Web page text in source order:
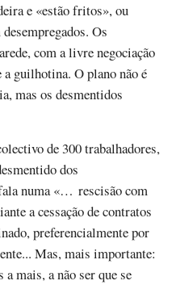
e «estão fritos», ou
Os
com a livre negociação
guilhotina. O plano não é
mas os desmentidos
de 300 trabalhadores,
dos
numa «… rescisão com
a cessação de contratos
preferencialmente por
Mas, mais importante:
mais, a não ser que se